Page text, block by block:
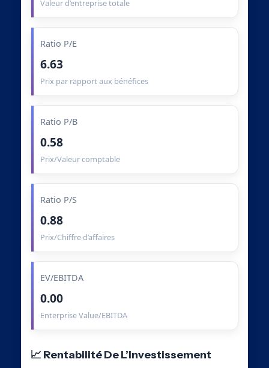
Valeur d’entreprise totale
Ratio P/E
6.63
Prix par rapport aux bénéfices
Ratio P/B
0.58
Prix/Valeur comptable
Ratio P/S
0.88
Prix/Chiffre d’affaires
EV/EBITDA
0.00
Enterprise Value/EBITDA
📈 Rentabilité De L’Investissement